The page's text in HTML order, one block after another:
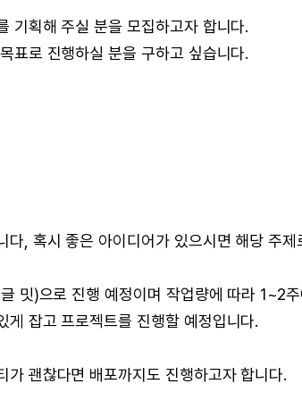
기획해 주실 분을 모집하고자 합니다.
표로 진행하실 분을 구하고 싶습니다.
다, 혹시 좋은 아이디어가 있으시면 해당 주
밋)으로 진행 예정이며 작업량에 따라 1~2
게 잡고 프로젝트를 진행할 예정입니다.
가 괜찮다면 배포까지도 진행하고자 합니다.